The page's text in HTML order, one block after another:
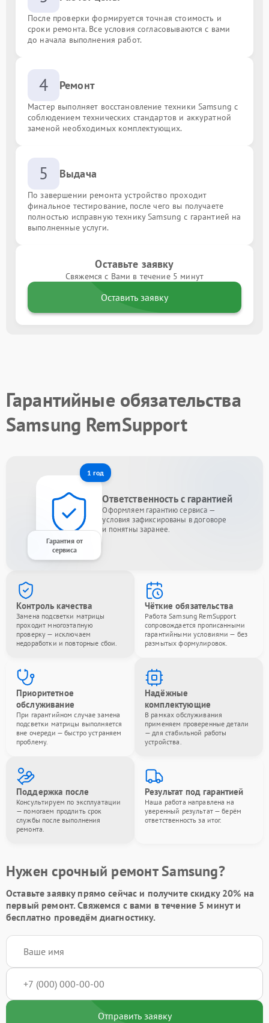
После проверки формируется точная стоимость и
сроки ремонта. Все условия согласовываются с вами
до начала выполнения работ.
4 Ремонт
Мастер выполняет восстановление техники Samsung с
соблюдением технических стандартов и аккуратной
заменой необходимых комплектующих.
5 Выдача
По завершении ремонта устройство проходит
финальное тестирование, после чего вы получаете
полностью исправную технику Samsung с гарантией на
выполненные услуги.
Оставьте заявку
Свяжемся с Вами в течение 5 минут
Оставить заявку
Гарантийные обязательства
Samsung RemSupport
1 год
Гарантия от
сервиса
Ответственность с гарантией
Оформляем гарантию сервиса —
условия зафиксированы в договоре
и понятны заранее.
Контроль качества
Замена подсветки матрицы
проходит многоэтапную
проверку — исключаем
недоработки и повторные сбои.
Чёткие обязательства
Работа Samsung RemSupport
сопровождается прописанными
гарантийными условиями — без
размытых формулировок.
Приоритетное
обслуживание
При гарантийном случае замена
подсветки матрицы выполняется
вне очереди — быстро устраняем
проблему.
Надёжные
комплектующие
В рамках обслуживания
применяем проверенные детали
— для стабильной работы
устройства.
Поддержка после
Консультируем по эксплуатации
— помогаем продлить срок
службы после выполнения
ремонта.
Результат под гарантией
Наша работа направлена на
уверенный результат — берём
ответственность за итог.
Нужен срочный ремонт Samsung?
Оставьте заявкупрямо сейчас и получите скидку 20% на
первый ремонт. Свяжемся с вами в течение 5 минут и
бесплатно проведём диагностику.
Отправить заявку